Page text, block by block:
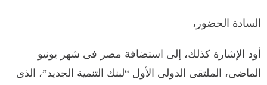
السادة الحضور،
أود الإشارة كذلك، إلى استضافة مصر فى شهر يونيو
الماضى، الملتقى الدولى الأول “لبنك التنمية الجديد”، الذى